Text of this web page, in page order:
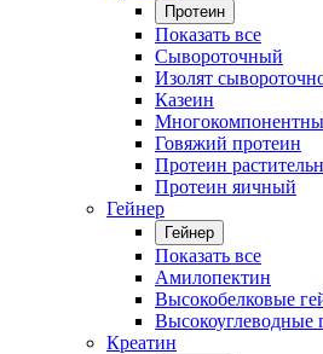
Протеин
Показать все
Сывороточный
Изолят
Казеин
Говяжий протеин
Протеин
Протеин яичный
Гейнер
Гейнер
Показать все
Амилопектин
Высокобелковые
Высокоуглеводные
Креатин